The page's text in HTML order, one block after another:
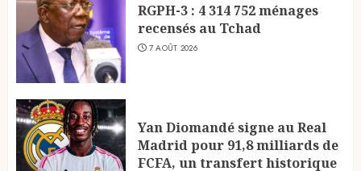
RGPH-3 : 4 314 752 ménages
recensés au Tchad
7 AOÛT 2026
Yan Diomandé signe au Real
Madrid pour 91,8 milliards de
FCFA, un transfert historique